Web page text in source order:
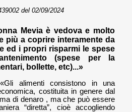
del 02/09/2024
Mevia è vedova e molto
più a coprire interamente da
ed i propri risparmi le spese
(spese per la
bollette, etc)...»
alimenti consistono in una
costituita in genere dal
di denaro , ma che può essere
“diretta”, cioè accogliendo